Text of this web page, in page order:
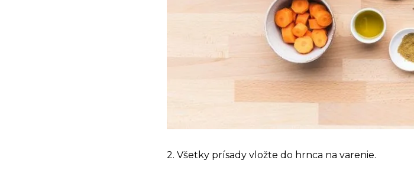
2. Všetky prísady vložte do hrnca na varenie.